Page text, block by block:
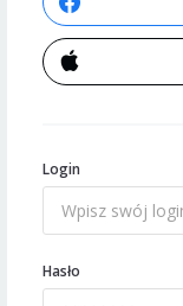
Login
Hasło